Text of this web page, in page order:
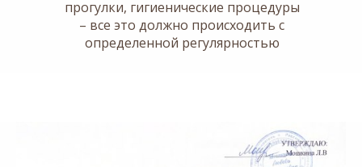
прогулки, гигиенические процедуры
– все это должно происходить с
определенной регулярностью